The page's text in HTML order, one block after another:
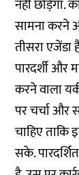
नहीं छोड़ेगा.
सामना करने
तीसरा एजेंडा
पारदर्शी और
करने वाला
पर चर्चा और
चाहिए ताकि
सके.